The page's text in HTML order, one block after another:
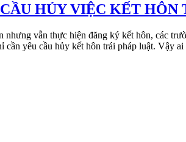
HỦY VIỆC KẾT HÔN
vẫn thực hiện đăng ký kết hôn, các
yêu cầu hủy kết hôn trái pháp luật. Vậy